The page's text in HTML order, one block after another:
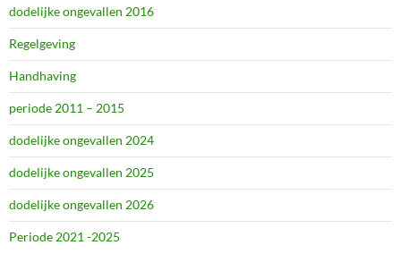
dodelijke ongevallen 2016
Regelgeving
Handhaving
periode 2011 – 2015
dodelijke ongevallen 2024
dodelijke ongevallen 2025
dodelijke ongevallen 2026
Periode 2021 -2025